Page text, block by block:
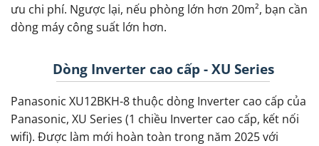
ưu chi phí. Ngược lại, nếu phòng lớn hơn 20m², bạn cần
dòng máy công suất lớn hơn.
Dòng Inverter cao cấp - XU Series
Panasonic XU12BKH-8 thuộc dòng Inverter cao cấp của
Panasonic, XU Series (1 chiều Inverter cao cấp, kết nối
wifi). Được làm mới hoàn toàn trong năm 2025 với